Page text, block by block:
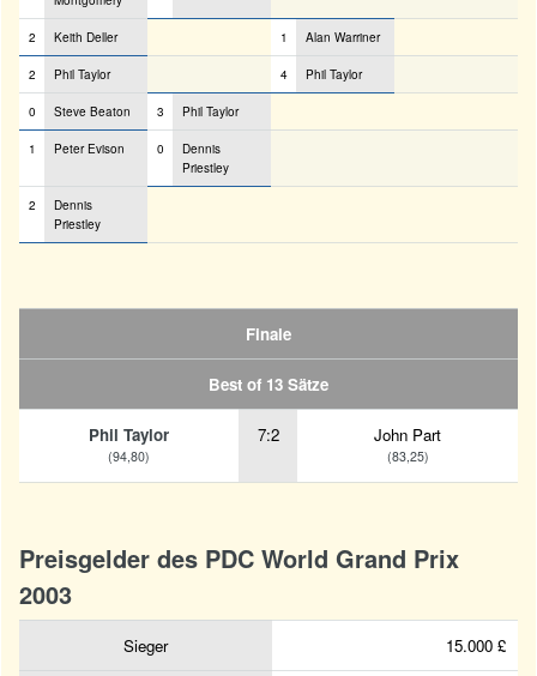
2 Keith Deller 1 Alan Warriner
2 Phil Taylor 4 Phil Taylor
0 Steve Beaton 3 Phil Taylor
1 Peter Evison 0
Dennis
Priestley
2
Dennis
Priestley
Finale
Best of 13 Sätze
Phil Taylor
(94,80)
7:2 John Part
(83,25)
Preisgelder des PDC World Grand Prix
2003
Sieger 15.000 £